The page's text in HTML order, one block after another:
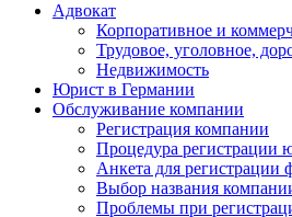
Адвокат
Корпоративное и
Трудовое, уголовное,
Недвижимость
Юрист в Германии
Обслуживание компании
Регистрация компании
Процедура регистрации
Анкета для регистрации
Выбор названия
Проблемы при